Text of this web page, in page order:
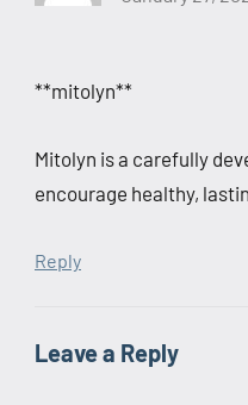
**mitolyn**
Mitolyn is a carefully
encourage healthy,
Reply
Leave a Reply